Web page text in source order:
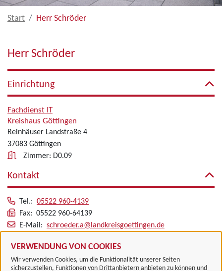
VERWENDUNG VON COOKIES
Wir verwenden Cookies, um die Funktionalität unserer Seiten
sicherzustellen, Funktionen von Drittanbietern anbieten zu können und
Start Herr Schröder
Herr Schröder
Einrichtung
Fachdienst IT
Kreishaus Göttingen
Reinhäuser Landstraße 4
37083 Göttingen
Zimmer: D0.09
Kontakt
Tel.: 05522 960-4139
Fax: 05522 960-64139
E-Mail: schroeder.a@landkreisgoettingen.de
Alle zugeordneten Einrichtungen